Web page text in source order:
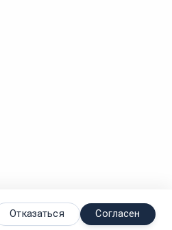
Отказаться Согласен